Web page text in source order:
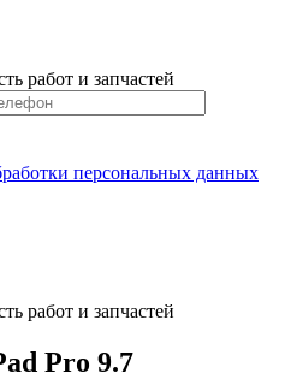
работ и запчастей
персональных данных
работ и запчастей
Pro 9.7